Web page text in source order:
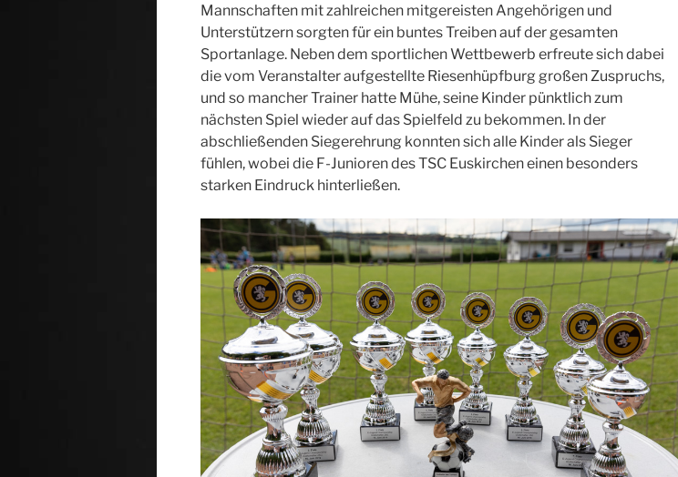
Mannschaften mit zahlreichen mitgereisten Angehörigen und
Unterstützern sorgten für ein buntes Treiben auf der gesamten
Sportanlage. Neben dem sportlichen Wettbewerb erfreute sich dabei
die vom Veranstalter aufgestellte Riesenhüpfburg großen Zuspruchs,
und so mancher Trainer hatte Mühe, seine Kinder pünktlich zum
nächsten Spiel wieder auf das Spielfeld zu bekommen. In der
abschließenden Siegerehrung konnten sich alle Kinder als Sieger
fühlen, wobei die F-Junioren des TSC Euskirchen einen besonders
starken Eindruck hinterließen.